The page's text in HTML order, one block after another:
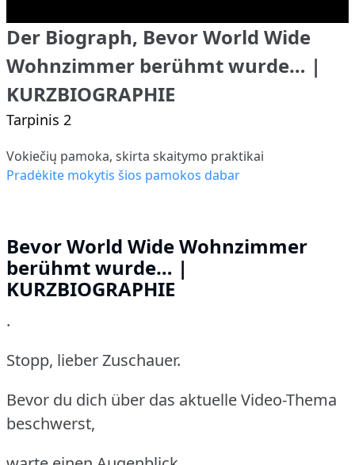
Der Biograph, Bevor World Wide
Wohnzimmer berühmt wurde… |
KURZBIOGRAPHIE
Tarpinis 2
Vokiečių pamoka, skirta skaitymo praktikai
Pradėkite mokytis šios pamokos dabar
Bevor World Wide Wohnzimmer
berühmt wurde… |
KURZBIOGRAPHIE
.
Stopp, lieber Zuschauer.
Bevor du dich über das aktuelle Video-Thema
beschwerst,